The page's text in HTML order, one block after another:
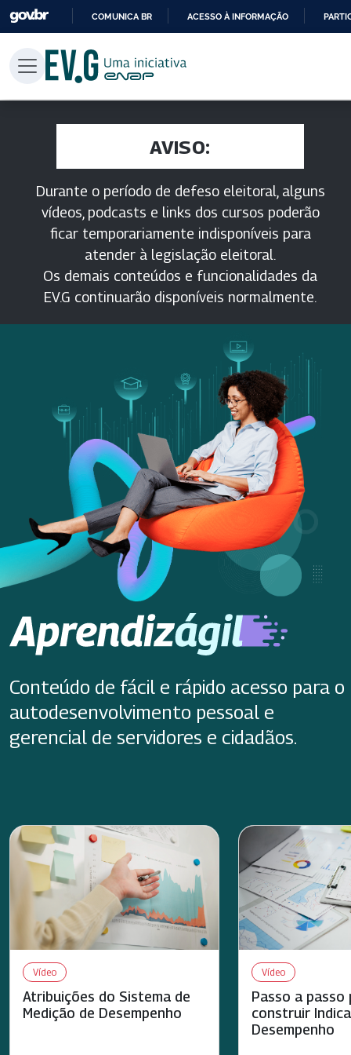
PARA
CONTEÚDO
COMUNICA BR ACESSO À INFORMAÇÃO
AVISO:
Durante o período de defeso eleitoral, alguns
vídeos, podcasts e links dos cursos poderão
ficar temporariamente indisponíveis para
atender à legislação eleitoral.
Os demais conteúdos e funcionalidades da
EV.G continuarão disponíveis normalmente.
Conteúdo de fácil e rápido acesso para o
autodesenvolvimento pessoal e
gerencial de servidores e cidadãos.
Vídeo
Atribuições do Sistema de
Medição de Desempenho
Vídeo
Passo a passo
construir
Desempenho